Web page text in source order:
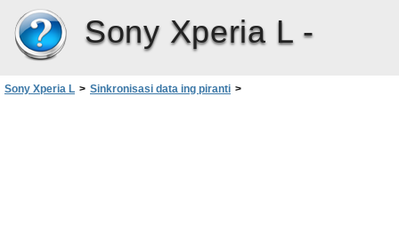
Sony Xperia L -
Sony Xperia L > Sinkronisasi data ing piranti >